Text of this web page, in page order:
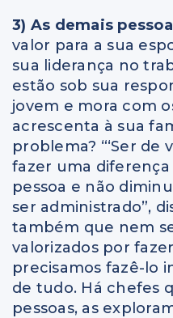
3) As demais
valor para a sua
sua liderança no
estão sob sua
jovem e mora com
acrescenta à sua
problema? “‘Ser de
fazer uma diferença
pessoa e não
ser administrado”,
também que nem
valorizados por
precisamos fazê-lo
de tudo. Há chefes
pessoas, as